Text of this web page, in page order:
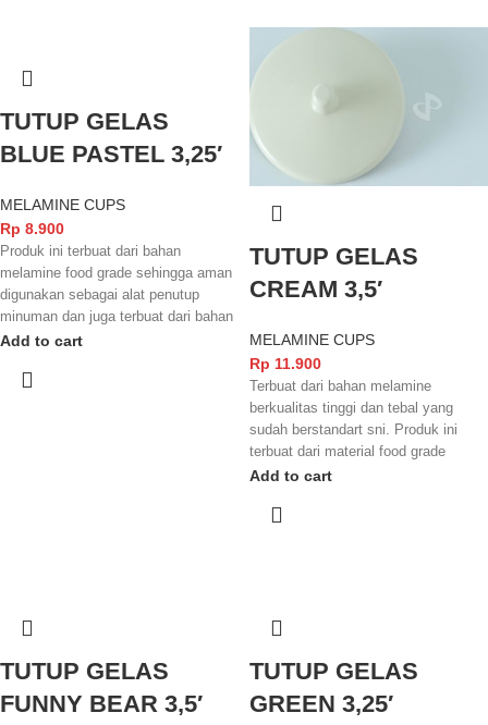
TUTUP GELAS
BLUE PASTEL 3,25′
MELAMINE CUPS
Rp 8.900
Produk ini terbuat dari bahan
melamine food grade sehingga aman
digunakan sebagai alat penutup
minuman dan juga terbuat dari bahan
yang berkualitas yang sudah
Add to cart
TUTUP GELAS
CREAM 3,5′
MELAMINE CUPS
Rp 11.900
Terbuat dari bahan melamine
berkualitas tinggi dan tebal yang
sudah berstandart sni. Produk ini
terbuat dari material food grade
sehingga aman digunakan untuk
Add to cart
TUTUP GELAS
FUNNY BEAR 3,5′
TUTUP GELAS
GREEN 3,25′